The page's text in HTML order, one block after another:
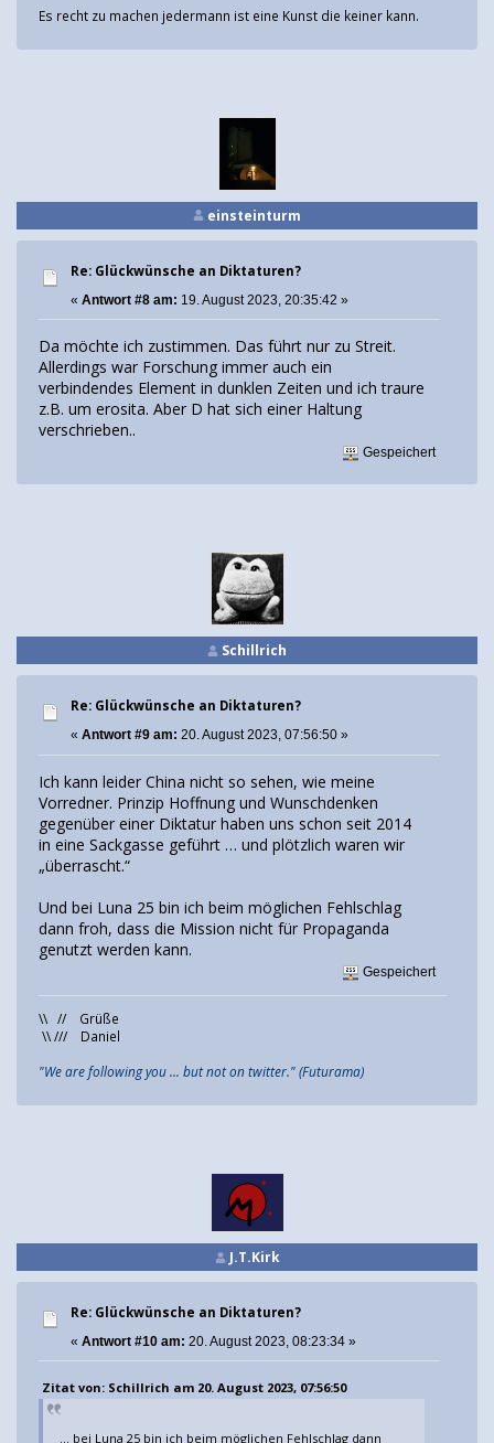
Es recht zu machen jedermann ist eine Kunst die keiner kann.
einsteinturm
Re: Glückwünsche an Diktaturen?
« Antwort #8 am: 19. August 2023, 20:35:42 »
Da möchte ich zustimmen. Das führt nur zu Streit.
Allerdings war Forschung immer auch ein
verbindendes Element in dunklen Zeiten und ich traure
z.B. um erosita. Aber D hat sich einer Haltung
verschrieben..
Gespeichert
Schillrich
Re: Glückwünsche an Diktaturen?
« Antwort #9 am: 20. August 2023, 07:56:50 »
Ich kann leider China nicht so sehen, wie meine
Vorredner. Prinzip Hoffnung und Wunschdenken
gegenüber einer Diktatur haben uns schon seit 2014
in eine Sackgasse geführt … und plötzlich waren wir
„überrascht.“
Und bei Luna 25 bin ich beim möglichen Fehlschlag
dann froh, dass die Mission nicht für Propaganda
genutzt werden kann.
Gespeichert
\\ // Grüße
\\ /// Daniel
"We are following you ... but not on twitter." (Futurama)
J.T.Kirk
Re: Glückwünsche an Diktaturen?
« Antwort #10 am: 20. August 2023, 08:23:34 »
Zitat von: Schillrich am 20. August 2023, 07:56:50
... bei Luna 25 bin ich beim möglichen Fehlschlag dann